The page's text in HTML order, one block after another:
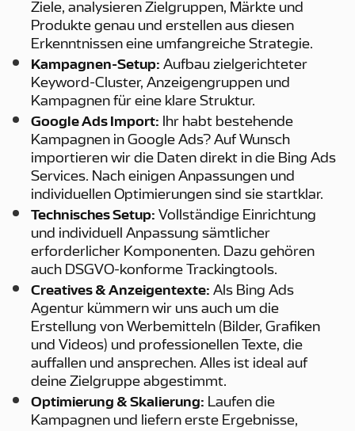
Ziele, analysieren Zielgruppen, Märkte und
Produkte genau und erstellen aus diesen
Erkenntnissen eine umfangreiche Strategie.
Kampagnen-Setup: Aufbau zielgerichteter
Keyword-Cluster, Anzeigengruppen und
Kampagnen für eine klare Struktur.
Google Ads Import: Ihr habt bestehende
Kampagnen in Google Ads? Auf Wunsch
importieren wir die Daten direkt in die Bing Ads
Services. Nach einigen Anpassungen und
individuellen Optimierungen sind sie startklar.
Technisches Setup: Vollständige Einrichtung
und individuell Anpassung sämtlicher
erforderlicher Komponenten. Dazu gehören
auch DSGVO-konforme Trackingtools.
Creatives & Anzeigentexte: Als Bing Ads
Agentur kümmern wir uns auch um die
Erstellung von Werbemitteln (Bilder, Grafiken
und Videos) und professionellen Texte, die
auffallen und ansprechen. Alles ist ideal auf
deine Zielgruppe abgestimmt.
Optimierung & Skalierung: Laufen die
Kampagnen und liefern erste Ergebnisse,